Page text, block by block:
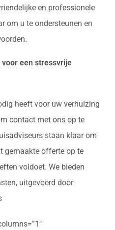
en professionele
om u te ondersteunen en
voor een stressvrije
heeft voor uw verhuizing
contact met ons op te
staan klaar om
gemaakte offerte op te
voldoet. We bieden
uitgevoerd door